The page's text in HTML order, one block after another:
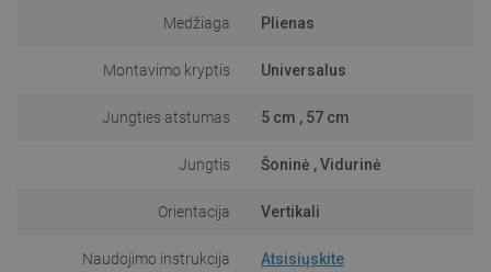
Medžiaga Plienas
Montavimo kryptis Universalus
Jungties atstumas 5 cm , 57 cm
Jungtis Šoninė , Vidurinė
Orientacija Vertikali
Naudojimo instrukcija Atsisiųskite